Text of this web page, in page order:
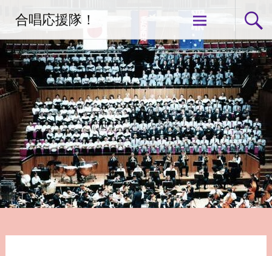
ン
ツ
へ
ス
合唱応援隊！